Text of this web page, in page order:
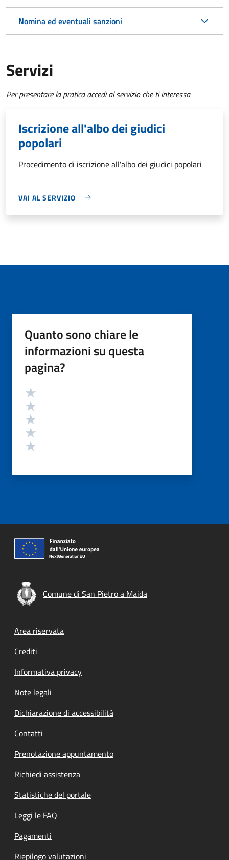
Nomina ed eventuali sanzioni
Servizi
Per presentare la pratica accedi al servizio che ti interessa
Iscrizione all'albo dei giudici
popolari
Procedimento di iscrizione all'albo dei giudici popolari
VAI AL SERVIZIO
Quanto sono chiare le
informazioni su questa
pagina?
Valutazione
Comune di San Pietro a Maida
Footer menu
Area riservata
Crediti
Informativa privacy
Note legali
Dichiarazione di accessibilità
Contatti
Prenotazione appuntamento
Richiedi assistenza
Statistiche del portale
Leggi le FAQ
Pagamenti
Riepilogo valutazioni